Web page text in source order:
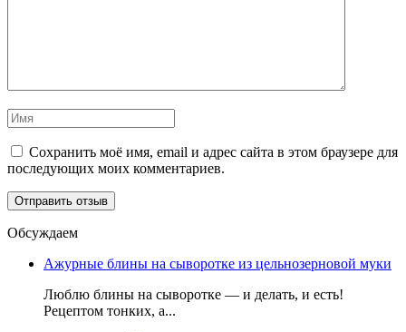
Сохранить моё имя, email и адрес сайта в этом браузере для
последующих моих комментариев.
Обсуждаем
Ажурные блины на сыворотке из цельнозерновой муки
Люблю блины на сыворотке — и делать, и есть!
Рецептом тонких, а...